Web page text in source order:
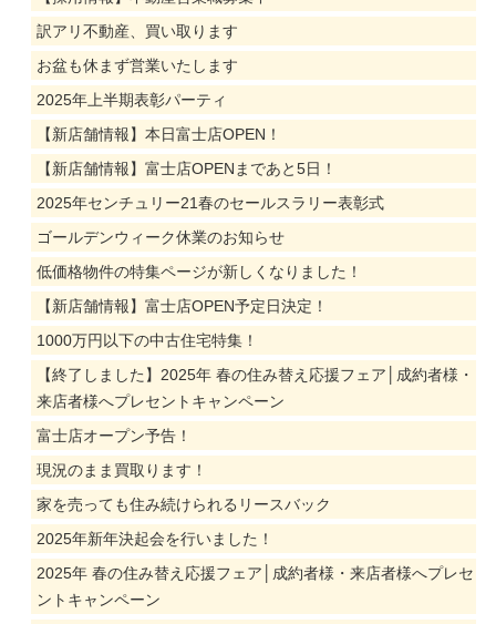
訳アリ不動産、買い取ります
お盆も休まず営業いたします
2025年上半期表彰パーティ
【新店舗情報】本日富士店OPEN！
【新店舗情報】富士店OPENまであと5日！
2025年センチュリー21春のセールスラリー表彰式
ゴールデンウィーク休業のお知らせ
低価格物件の特集ページが新しくなりました！
【新店舗情報】富士店OPEN予定日決定！
1000万円以下の中古住宅特集！
【終了しました】2025年 春の住み替え応援フェア│成約者様・
来店者様へプレセントキャンペーン
富士店オープン予告！
現況のまま買取ります！
家を売っても住み続けられるリースバック
2025年新年決起会を行いました！
2025年 春の住み替え応援フェア│成約者様・来店者様へプレセ
ントキャンペーン